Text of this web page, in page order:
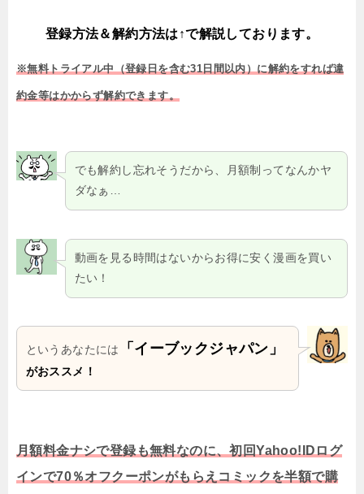
登録方法＆解約方法は↑で解説しております。
※無料トライアル中（登録日を含む31日間以内）に解約をすれば違
約金等はかからず解約できます。
でも解約し忘れそうだから、月額制ってなんかヤ
ダなぁ…
動画を見る時間はないからお得に安く漫画を買い
たい！
というあなたには 「イーブックジャパン」
がおススメ！
月額料金ナシで登録も無料なのに、初回Yahoo!IDログ
インで70％オフクーポンがもらえコミックを半額で購